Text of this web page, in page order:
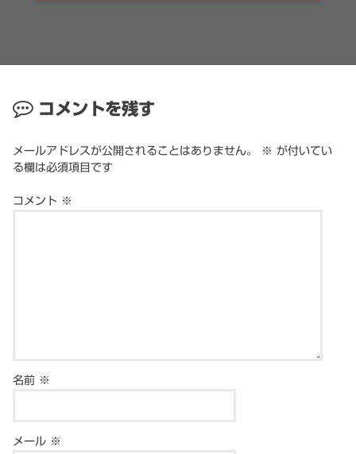
コメントを残す
メールアドレスが公開されることはありません。 ※ が付いてい
る欄は必須項目です
コメント ※
名前 ※
メール ※